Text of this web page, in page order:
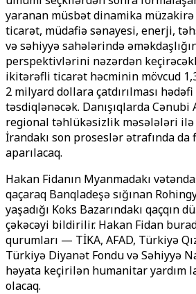
yaranan müsbət dinamika
ticarət, müdafiə sənayesi, enerji,
və səhiyyə sahələrində
perspektivlərini nəzərdən
ikitərəfli ticarət həcminin mövcud
2 milyard dollara çatdırılması
təsdiqlənəcək. Danışıqlarda
regional təhlükəsizlik məsələləri ilə
İrandakı son proseslər ətrafında
aparılacaq.
Hakan Fidanın Myanmadakı
qaçaraq Banqladeşə sığınan
yaşadığı Koks Bazarındakı qaçqın
çəkəcəyi bildirilir. Hakan Fidan
qurumları — TİKA, AFAD, Türkiyə
Türkiyə Diyanət Fondu və Səhiyyə
həyata keçirilən humanitar yardım
olacaq.